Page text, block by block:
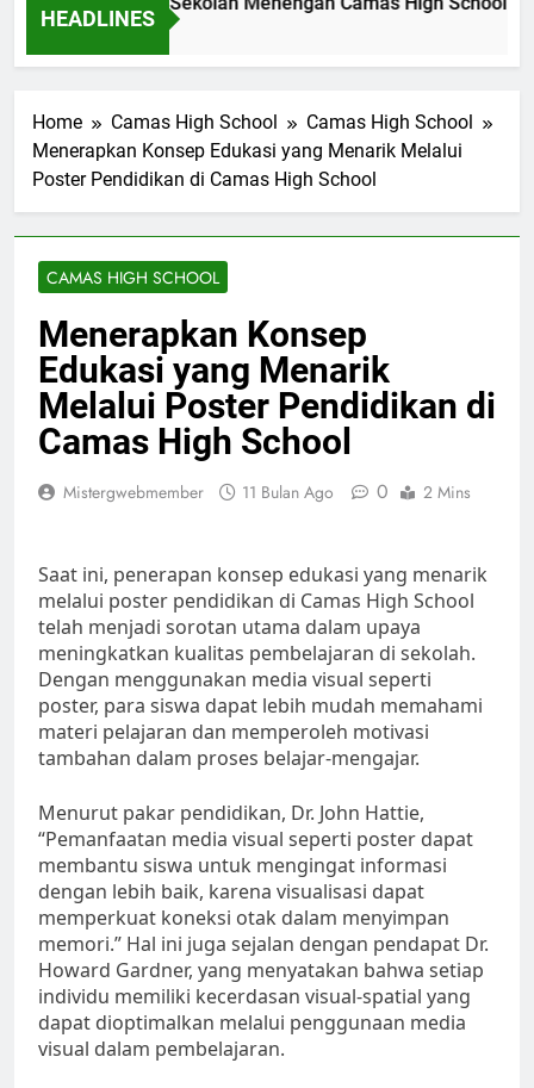
HEADLINES
Home Camas High School
Camas High School
Menerapkan Konsep Edukasi yang Menarik Melalui
Poster Pendidikan di Camas High School
CAMAS HIGH SCHOOL
Menerapkan Konsep
Edukasi yang Menarik
Melalui Poster Pendidikan di
Camas High School
Mistergwebmember 11 Bulan Ago 0 2 Mins
Saat ini, penerapan konsep edukasi yang menarik
melalui poster pendidikan di Camas High School
telah menjadi sorotan utama dalam upaya
meningkatkan kualitas pembelajaran di sekolah.
Dengan menggunakan media visual seperti
poster, para siswa dapat lebih mudah memahami
materi pelajaran dan memperoleh motivasi
tambahan dalam proses belajar-mengajar.
Menurut pakar pendidikan, Dr. John Hattie,
“Pemanfaatan media visual seperti poster dapat
membantu siswa untuk mengingat informasi
dengan lebih baik, karena visualisasi dapat
memperkuat koneksi otak dalam menyimpan
memori.” Hal ini juga sejalan dengan pendapat Dr.
Howard Gardner, yang menyatakan bahwa setiap
individu memiliki kecerdasan visual-spatial yang
dapat dioptimalkan melalui penggunaan media
visual dalam pembelajaran.